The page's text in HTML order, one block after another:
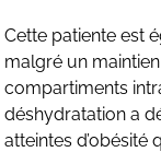
Cette patiente est
malgré un
compartiments
déshydratation a
atteintes d’obésité